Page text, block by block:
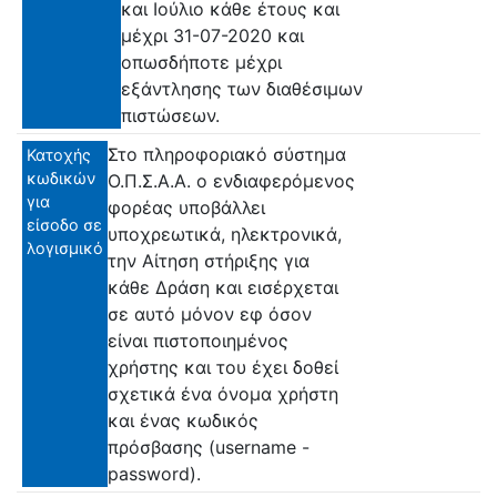
και Ιούλιο κάθε έτους και
μέχρι 31-07-2020 και
οπωσδήποτε μέχρι
εξάντλησης των διαθέσιμων
πιστώσεων.
Κατοχής
κωδικών
για
είσοδο σε
λογισμικό
Στο πληροφοριακό σύστημα
Ο.Π.Σ.Α.Α. ο ενδιαφερόμενος
φορέας υποβάλλει
υποχρεωτικά, ηλεκτρονικά,
την Αίτηση στήριξης για
κάθε Δράση και εισέρχεται
σε αυτό μόνον εφ όσον
είναι πιστοποιημένος
χρήστης και του έχει δοθεί
σχετικά ένα όνομα χρήστη
και ένας κωδικός
πρόσβασης (username -
password).